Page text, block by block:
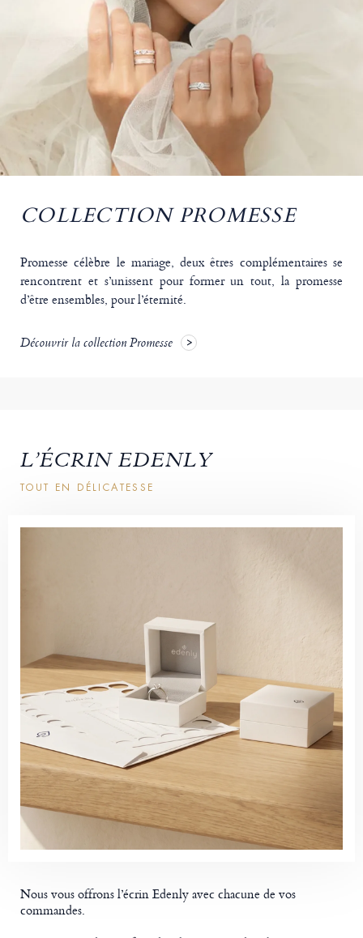
COLLECTION PROMESSE
Promesse célèbre le mariage, deux êtres complémentaires se
rencontrent et s’unissent pour former un tout, la promesse
d’être ensembles, pour l’éternité.
Découvrir la collection Promesse
L’ÉCRIN EDENLY
TOUT EN DÉLICATESSE
Nous vous offrons l’écrin Edenly avec chacune de vos
commandes.